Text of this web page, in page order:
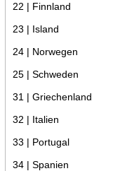
22 | Finnland
23 | Island
24 | Norwegen
25 | Schweden
31 | Griechenland
32 | Italien
33 | Portugal
34 | Spanien